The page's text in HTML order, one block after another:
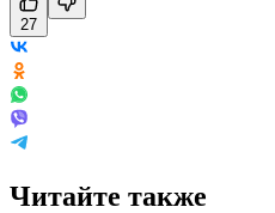
27
Читайте также